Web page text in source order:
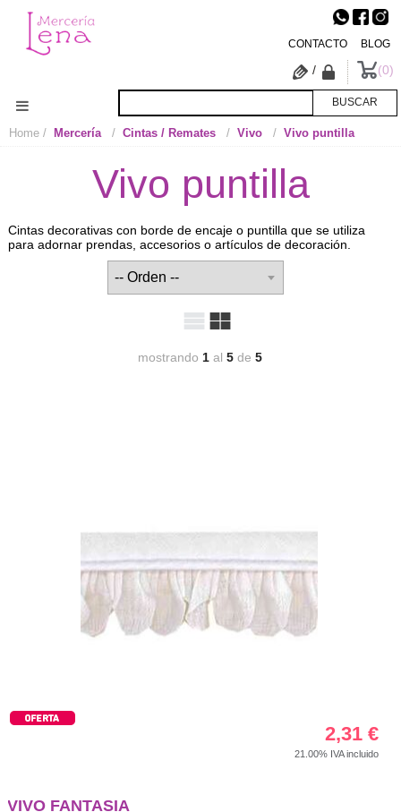
/ 0
CONTACTO BLOG
Home Mercería Cintas / Remates Vivo Vivo puntilla
Vivo puntilla
Cintas decorativas con borde de encaje o puntilla que se utiliza
para adornar prendas, accesorios o artículos de decoración.
mostrando 1 al5 de 5
2,31 €
21.00% IVA incluido
VIVO FANTASIA